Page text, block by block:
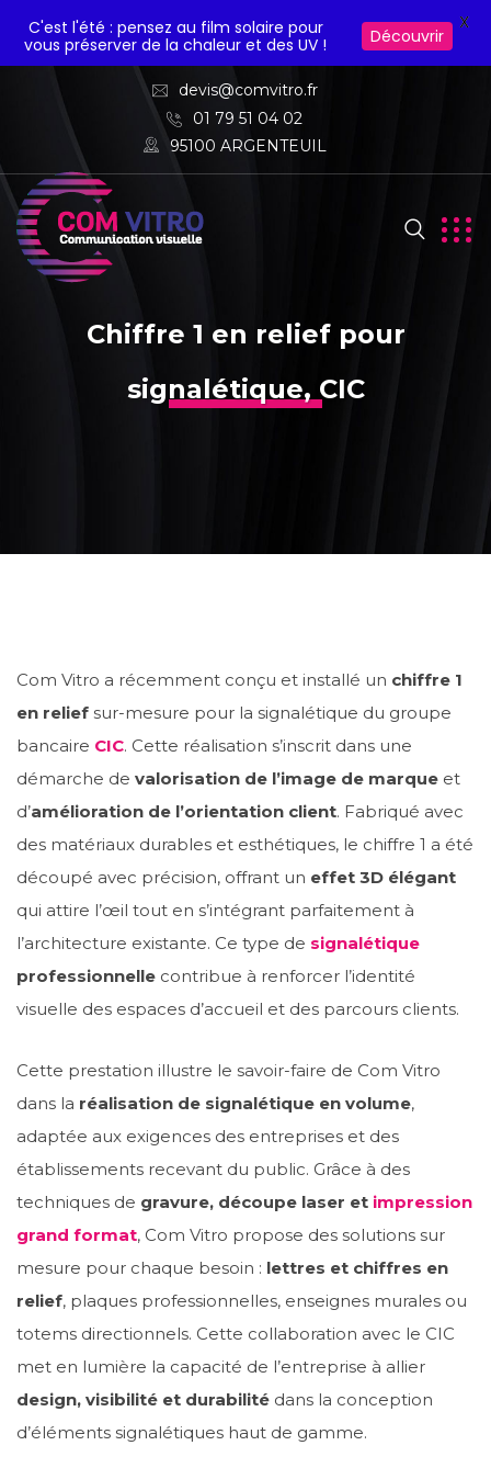
devis@comvitro.fr
01 79 51 04 02
95100 ARGENTEUIL
Chiffre 1 en relief pour
signalétique, CIC
Com Vitro a récemment conçu et installé un chiffre 1
en relief sur-mesure pour la signalétique du groupe
bancaire CIC. Cette réalisation s’inscrit dans une
démarche de valorisation de l’image de marque et
d’amélioration de l’orientation client. Fabriqué avec
des matériaux durables et esthétiques, le chiffre 1 a été
découpé avec précision, offrant un effet 3D élégant
qui attire l’œil tout en s’intégrant parfaitement à
l’architecture existante. Ce type de signalétique
professionnelle contribue à renforcer l’identité
visuelle des espaces d’accueil et des parcours clients.
Cette prestation illustre le savoir-faire de Com Vitro
dans la réalisation de signalétique en volume,
adaptée aux exigences des entreprises et des
établissements recevant du public. Grâce à des
techniques de gravure, découpe laser et impression
grand format, Com Vitro propose des solutions sur
mesure pour chaque besoin : lettres et chiffres en
relief, plaques professionnelles, enseignes murales ou
totems directionnels. Cette collaboration avec le CIC
met en lumière la capacité de l’entreprise à allier
design, visibilité et durabilité dans la conception
d’éléments signalétiques haut de gamme.
C'est l'été : pensez au film solaire pour
vous préserver de la chaleur et des UV !
Découvrir
X